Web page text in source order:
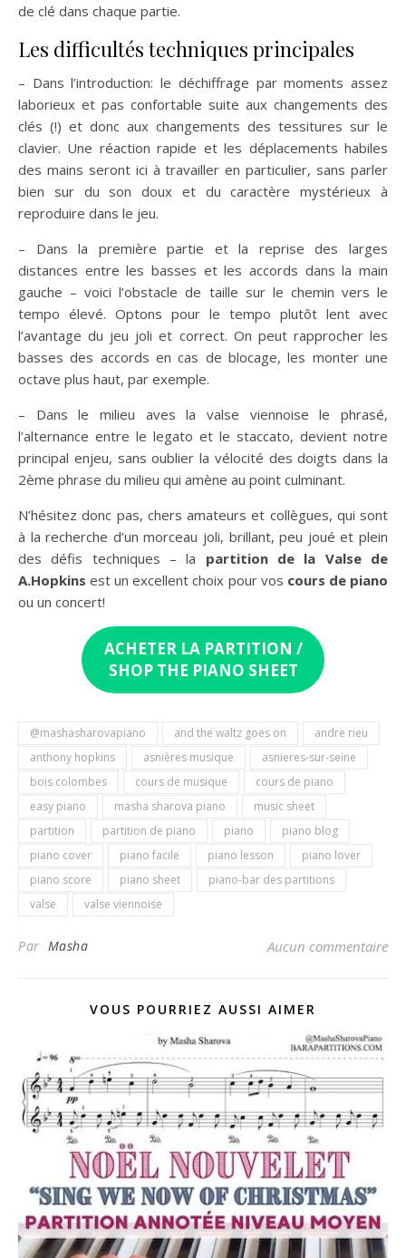
de clé dans chaque partie.
Les difficultés techniques principales
– Dans l’introduction: le déchiffrage par moments assez
laborieux et pas confortable suite aux changements des
clés (!) et donc aux changements des tessitures sur le
clavier. Une réaction rapide et les déplacements habiles
des mains seront ici à travailler en particulier, sans parler
bien sur du son doux et du caractère mystérieux à
reproduire dans le jeu.
– Dans la première partie et la reprise des larges
distances entre les basses et les accords dans la main
gauche – voici l’obstacle de taille sur le chemin vers le
tempo élevé. Optons pour le tempo plutôt lent avec
l’avantage du jeu joli et correct. On peut rapprocher les
basses des accords en cas de blocage, les monter une
octave plus haut, par exemple.
– Dans le milieu aves la valse viennoise le phrasé,
l’alternance entre le legato et le staccato, devient notre
principal enjeu, sans oublier la vélocité des doigts dans la
2ème phrase du milieu qui amène au point culminant.
N’hésitez donc pas, chers amateurs et collègues, qui sont
à la recherche d’un morceau joli, brillant, peu joué et plein
des défis techniques – la partition de la Valse de
A.Hopkins est un excellent choix pour vos cours de piano
ou un concert!
ACHETER LA PARTITION /
SHOP THE PIANO SHEET
@mashasharovapiano and the waltz goes on
andre rieu
anthony hopkins
asnières musique
asnieres-sur-seine
bois colombes
cours de musique
cours de piano
easy piano
masha sharova piano
music sheet
partition
partition de piano piano
piano blog
piano cover
piano facile piano lesson
piano lover
piano score
piano sheet
piano-bar des partitions
valse
valse viennoise
Par Masha Aucun commentaire
VOUS POURRIEZ AUSSI AIMER